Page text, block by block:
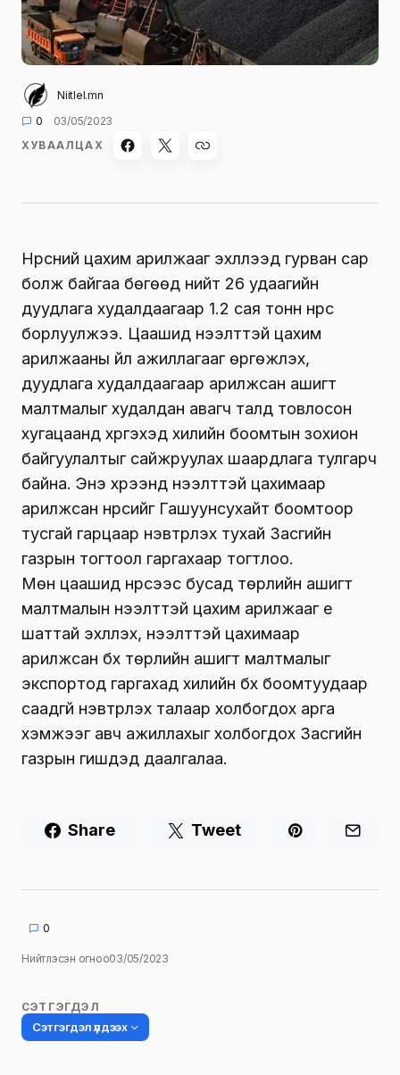
Niitlel.mn
0
03/05/2023
ХУВААЛЦАХ
Нүүрсний цахим арилжааг эхлүүлээд гурван сар
болж байгаа бөгөөд нийт 26 удаагийн
дуудлага худалдаагаар 1.2 сая тонн нүүрс
борлуулжээ. Цаашид нээлттэй цахим
арилжааны үйл ажиллагааг өргөжүүлэх,
дуудлага худалдаагаар арилжсан ашигт
малтмалыг худалдан авагч талд товлосон
хугацаанд хүргэхэд хилийн боомтын зохион
байгуулалтыг сайжруулах шаардлага тулгарч
байна. Энэ хүрээнд нээлттэй цахимаар
арилжсан нүүрсийг Гашуунсухайт боомтоор
тусгай гарцаар нэвтрүүлэх тухай Засгийн
газрын тогтоол гаргахаар тогтлоо.
Мөн цаашид нүүрсээс бусад төрлийн ашигт
малтмалын нээлттэй цахим арилжааг үе
шаттай эхлүүлэх, нээлттэй цахимаар
арилжсан бүх төрлийн ашигт малтмалыг
экспортод гаргахад хилийн бүх боомтуудаар
саадгүй нэвтрүүлэх талаар холбогдох арга
хэмжээг авч ажиллахыг холбогдох Засгийн
газрын гишүүдэд даалгалаа.
Share Tweet
0
Нийтлэсэн огноо03/05/2023
СЭТГЭГДЭЛ
Сэтгэгдэл үлдээх